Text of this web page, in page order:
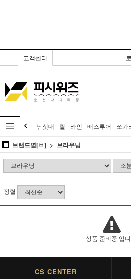
고객센터
낚싯대 릴 라인 배스루어 쏘가
브랜드별[ㅂ] 브라우닝
정렬
상품 준비중 입
CS CENTER